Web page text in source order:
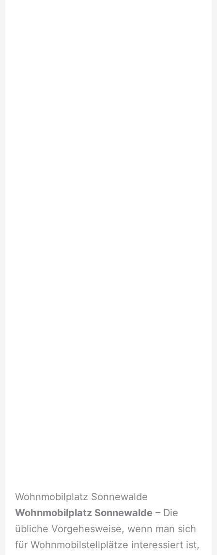
Wohnmobilplatz Sonnewalde
Wohnmobilplatz Sonnewalde– Die
übliche Vorgehesweise, wenn man sich
für Wohnmobilstellplätze interessiert ist,